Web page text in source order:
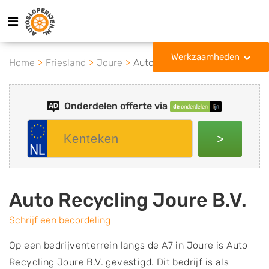
Werkzaamheden
Home Friesland Joure Auto Recycling Joure B.V.
Onderdelen offerte via
>
Auto Recycling Joure B.V.
Schrijf een beoordeling
Op een bedrijventerrein langs de A7 in Joure is Auto
Recycling Joure B.V. gevestigd. Dit bedrijf is als